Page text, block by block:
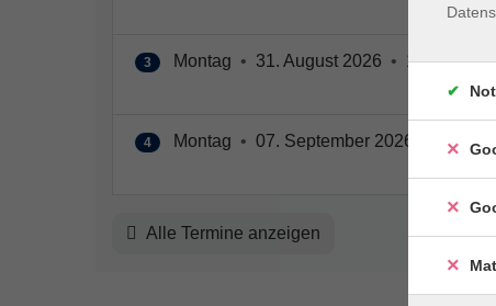
3 Montag • 31. August 2026 • 13:00 –
4 Montag • 07. September 2026 13:00
Alle Termine anzeigen